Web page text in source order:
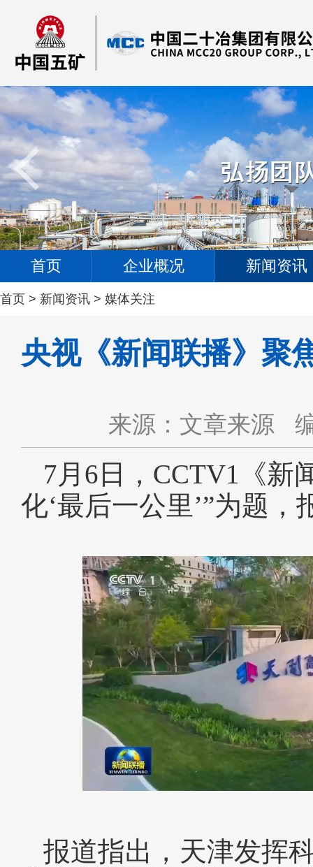
首页 企业概况 新闻资讯
首页 > 新闻资讯 > 媒体关注
央视《新闻联播》聚
来源：文章来源
7月6日，CCTV1《新
化‘最后一公里’”为题
报道指出，天津发挥